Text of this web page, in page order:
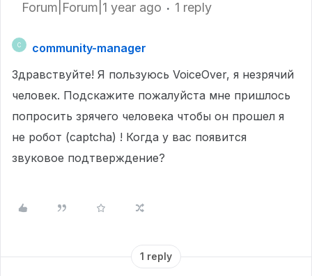
Forum|Forum|1 year ago 1 reply
C
community-manager
Здравствуйте! Я пользуюсь VoiceOver, я незрячий
человек. Подскажите пожалуйста мне пришлось
попросить зрячего человека чтобы он прошел я
не робот (captcha) ! Когда у вас появится
звуковое подтверждение?
1 reply